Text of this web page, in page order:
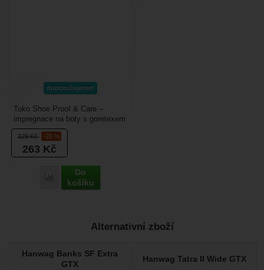
doporučujeme!
329Kč -20 %
263 Kč
Porovnat
Do
košíku
Toko Shoe Proof & Care –
impregnace na boty s goretexem
nebo jinou membránou. Hodí se
pro kožené...
Alternativní zboží
Hanwag Banks SF Extra
GTX
Hanwag Tatra II Wide GTX